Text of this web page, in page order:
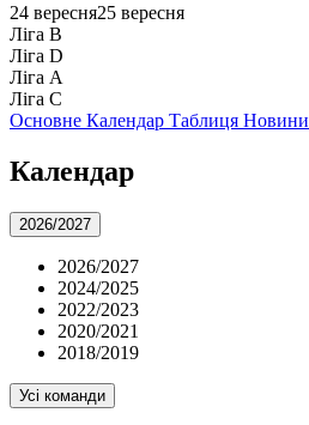
24 вересня25 вересня
Ліга B
Ліга D
Ліга А
Ліга С
Основне Календар Таблиця Новини
Календар
2026/2027
2026/2027
2024/2025
2022/2023
2020/2021
2018/2019
Усі команди